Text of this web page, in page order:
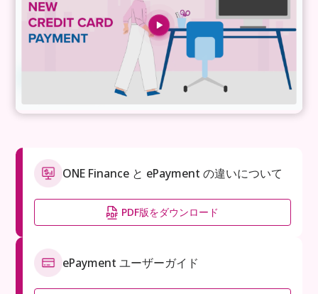
ONE Finance と ePayment の違いについて
PDF版をダウンロード
ePayment ユーザーガイド